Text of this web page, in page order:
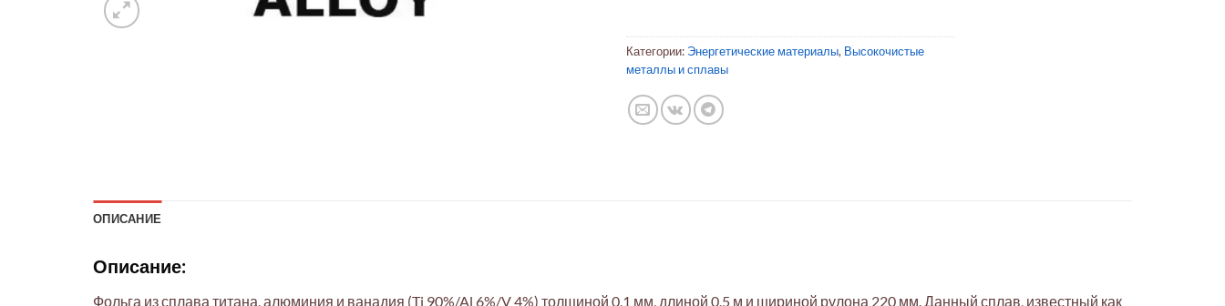
Категории: Энергетические материалы, Высокочистые
металлы и сплавы
ОПИСАНИЕ
Описание:
Фольга из сплава титана, алюминия и ванадия (Ti 90%/Al 6%/V 4%) толщиной 0,1 мм, длиной 0,5 м и шириной рулона 220 мм. Данный сплав, известный как